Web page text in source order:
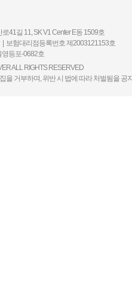
41길 11, SK V1 Center E동 1509호
| 보험대리점등록번호 제2003121153호
등포-0682호
ALL RIGHTS RESERVED
을 거부하며, 위반 시 법에 따라 처벌됨을 공